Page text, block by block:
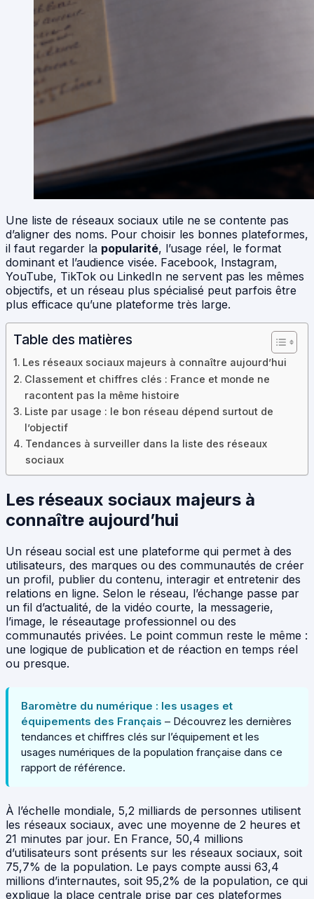
Une liste de réseaux sociaux utile ne se contente pas
d’aligner des noms. Pour choisir les bonnes plateformes,
il faut regarder la popularité, l’usage réel, le format
dominant et l’audience visée. Facebook, Instagram,
YouTube, TikTok ou LinkedIn ne servent pas les mêmes
objectifs, et un réseau plus spécialisé peut parfois être
plus efficace qu’une plateforme très large.
Table des matières
Les réseaux sociaux majeurs à connaître aujourd’hui
Classement et chiffres clés : France et monde ne
racontent pas la même histoire
Liste par usage : le bon réseau dépend surtout de
l’objectif
Tendances à surveiller dans la liste des réseaux
sociaux
Les réseaux sociaux majeurs à
connaître aujourd’hui
Un réseau social est une plateforme qui permet à des
utilisateurs, des marques ou des communautés de créer
un profil, publier du contenu, interagir et entretenir des
relations en ligne. Selon le réseau, l’échange passe par
un fil d’actualité, de la vidéo courte, la messagerie,
l’image, le réseautage professionnel ou des
communautés privées. Le point commun reste le même :
une logique de publication et de réaction en temps réel
ou presque.
Baromètre du numérique : les usages et
équipements des Français – Découvrez les dernières
tendances et chiffres clés sur l’équipement et les
usages numériques de la population française dans ce
rapport de référence.
À l’échelle mondiale, 5,2 milliards de personnes utilisent
les réseaux sociaux, avec une moyenne de 2 heures et
21 minutes par jour. En France, 50,4 millions
d’utilisateurs sont présents sur les réseaux sociaux, soit
75,7% de la population. Le pays compte aussi 63,4
millions d’internautes, soit 95,2% de la population, ce qui
explique la place centrale prise par ces plateformes